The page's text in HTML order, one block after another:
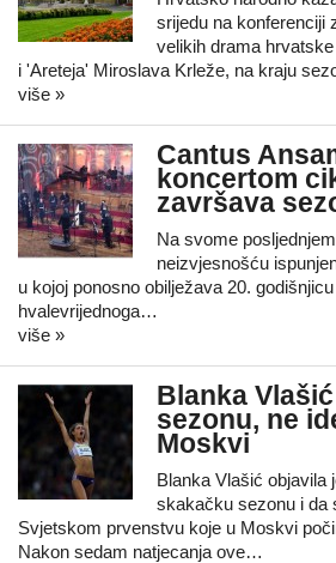
srijedu na konferenciji
velikih drama
i 'Areteja' Miroslava Krleže, na kraju
više »
Cantus
koncertom
završava
Na svome
neizvjesnošću
u kojoj ponosno obilježava 20.
hvalevrijednoga…
više »
Blanka
sezonu, ne
Moskvi
Blanka Vlašić objavila
skakačku sezonu i da
Svjetskom prvenstvu koje u Moskvi
Nakon sedam natjecanja ove…